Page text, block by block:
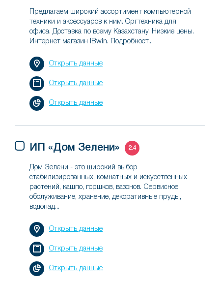
Предлагаем широкий ассортимент компьютерной
техники и аксессуаров к ним. Оргтехника для
офиса. Доставка по всему Казахстану. Низкие цены.
Интернет магазин IBwin. Подробност...
Открыть данные
Открыть данные
Открыть данные
ИП «Дом Зелени» 2.4
Дом Зелени - это широкий выбор
стабилизированных, комнатных и искусственных
растений, кашпо, горшков, вазонов. Сервисное
обслуживание, хранение, декоративные пруды,
водопад...
Открыть данные
Открыть данные
Открыть данные